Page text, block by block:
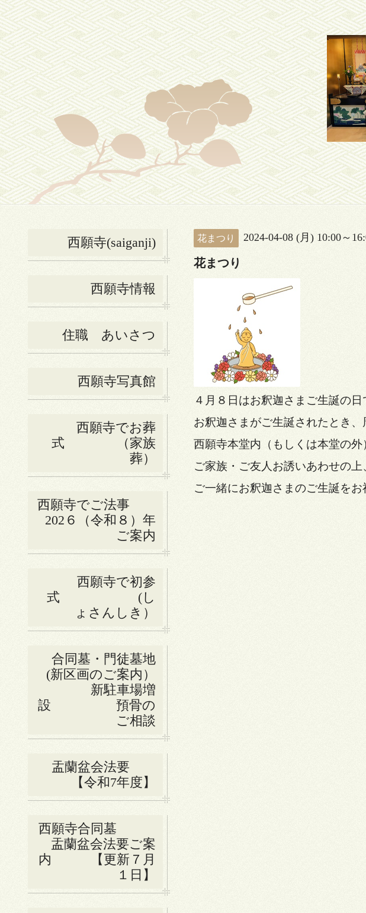
西願寺(saiganji)
西願寺情報
住職 あいさつ
西願寺写真館
西願寺でお葬
式 （家族
葬）
西願寺でご法事
202６（令和８）年
ご案内
西願寺で初参
式 (し
ょさんしき）
合同墓・門徒墓地
(新区画のご案内）
新駐車場増
設 預骨の
ご相談
盂蘭盆会法要
【令和7年度】
西願寺合同墓
盂蘭盆会法要ご案
内 【更新７月
１日】
花まつり 2024-04-08 (月) 10:00～
花まつり
４月８日はお釈迦さまご生誕の日
お釈迦さまがご生誕されたとき
西願寺本堂内（もしくは本堂の
ご家族・ご友人お誘いあわせの上
ご一緒にお釈迦さまのご生誕をお